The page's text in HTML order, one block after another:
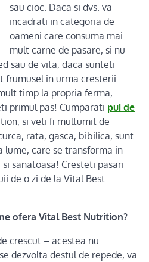
sau cioc. Daca si dvs. va
incadrati in categoria de
oameni care consuma mai
mult carne de pasare, si nu
sau de vita, daca sunteti
frumusel in urma cresterii
timp la propria ferma,
primul pas! Cumparati pui de
si veti fi multumit de
rata, gasca, bibilica, sunt
lume, care se transforma in
sanatoasa! Cresteti pasari
de o zi de la Vital Best
ofera Vital Best Nutrition?
crescut – acestea nu
dezvolta destul de repede, va